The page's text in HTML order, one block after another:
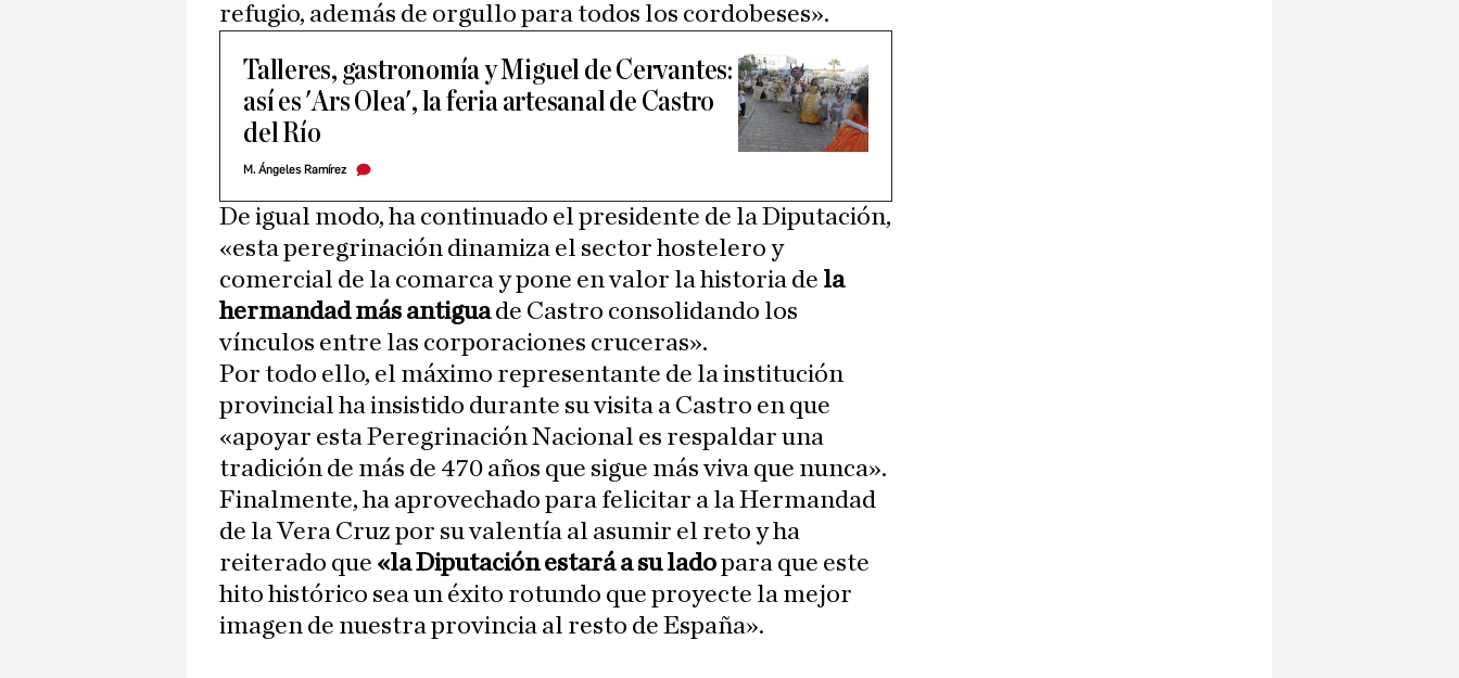
refugio, además de orgullo para todos los cordobeses».
Talleres, gastronomía y Miguel de Cervantes:
así es 'Ars Olea', la feria artesanal de Castro
del Río
M. Ángeles Ramírez
De igual modo, ha continuado el presidente de la Diputación,
«esta peregrinación dinamiza el sector hostelero y
comercial de la comarca y pone en valor la historia de la
hermandad más antiguade Castro consolidando los
vínculos entre las corporaciones cruceras».
Por todo ello, el máximo representante de la institución
provincial ha insistido durante su visita a Castro en que
«apoyar esta Peregrinación Nacional es respaldar una
tradición de más de 470 años que sigue más viva que nunca».
Finalmente, ha aprovechado para felicitar a la Hermandad
de la Vera Cruz por su valentía al asumir el reto y ha
reiterado que «la Diputación estará a su ladopara que este
hito histórico sea un éxito rotundo que proyecte la mejor
imagen de nuestra provincia al resto de España».